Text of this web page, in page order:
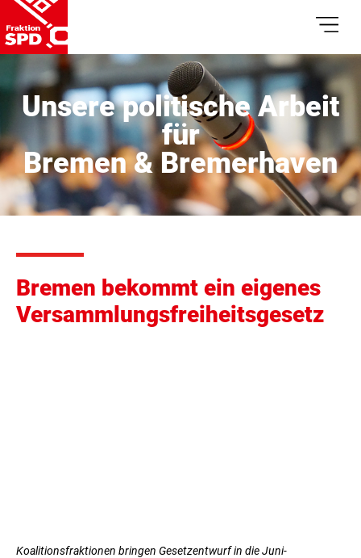
Unsere politische Arbeit
für
Bremen & Bremerhaven
Bremen bekommt ein eigenes
Versammlungsfreiheitsgesetz
Koalitionsfraktionen bringen Gesetzentwurf in die Juni-